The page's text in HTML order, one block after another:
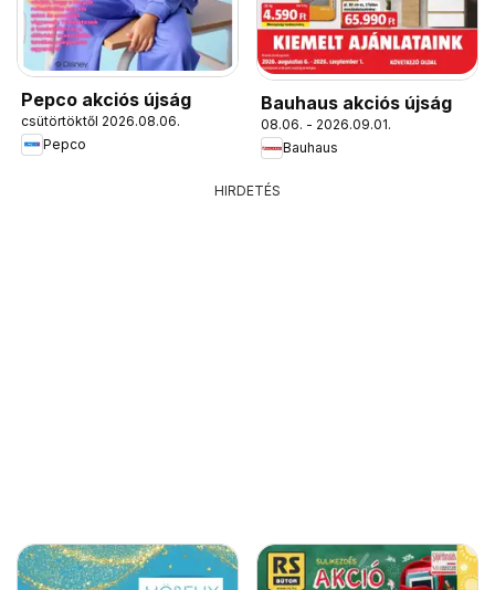
Pepco akciós újság
csütörtöktől 2026.08.06.
Pepco
Bauhaus akciós újság
08.06. - 2026.09.01.
Bauhaus
HIRDETÉS